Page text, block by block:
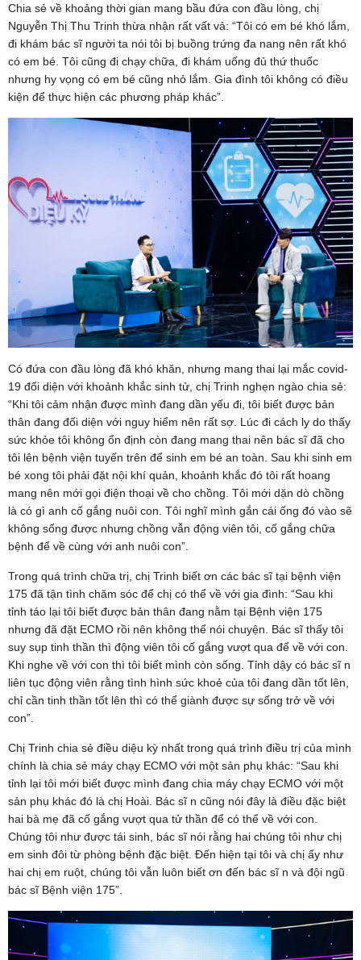
Chia sẻ về khoảng thời gian mang bầu đứa con đầu lòng, chị
Nguyễn Thị Thu Trinh thừa nhận rất vất vả: “Tôi có em bé khó lắm,
đi khám bác sĩ người ta nói tôi bị buồng trứng đa nang nên rất khó
có em bé. Tôi cũng đi chạy chữa, đi khám uống đủ thứ thuốc
nhưng hy vọng có em bé cũng nhỏ lắm. Gia đình tôi không có điều
kiện để thực hiện các phương pháp khác”.
Có đứa con đầu lòng đã khó khăn, nhưng mang thai lại mắc covid-
19 đối diện với khoảnh khắc sinh tử, chị Trinh nghẹn ngào chia sẻ:
“Khi tôi cảm nhận được mình đang dần yếu đi, tôi biết được bản
thân đang đối diện với nguy hiểm nên rất sợ. Lúc đi cách ly do thấy
sức khỏe tôi không ổn định còn đang mang thai nên bác sĩ đã cho
tôi lên bệnh viện tuyến trên để sinh em bé an toàn. Sau khi sinh em
bé xong tôi phải đặt nội khí quản, khoảnh khắc đó tôi rất hoang
mang nên mới gọi điện thoại về cho chồng. Tôi mới dặn dò chồng
là có gì anh cố gắng nuôi con. Tôi nghĩ mình gắn cái ống đó vào sẽ
không sống được nhưng chồng vẫn động viên tôi, cố gắng chữa
bệnh để về cùng với anh nuôi con”.
Trong quá trình chữa trị, chị Trinh biết ơn các bác sĩ tại bệnh viện
175 đã tận tình chăm sóc để chị có thể về với gia đình: “Sau khi
tỉnh táo lại tôi biết được bản thân đang nằm tại Bệnh viện 175
nhưng đã đặt ECMO rồi nên không thể nói chuyện. Bác sĩ thấy tôi
suy sụp tinh thần thì động viên tôi cố gắng vượt qua để về với con.
Khi nghe về với con thì tôi biết mình còn sống. Tỉnh dậy có bác sĩ n
liên tục động viên rằng tình hình sức khoẻ của tôi đang dần tốt lên,
chỉ cần tinh thần tốt lên thì có thể giành được sự sống trở về với
con”.
Chị Trinh chia sẻ điều diệu kỳ nhất trong quá trình điều trị của mình
chính là chia sẻ máy chạy ECMO với một sản phụ khác: “Sau khi
tỉnh lại tôi mới biết được mình đang chia máy chạy ECMO với một
sản phụ khác đó là chị Hoài. Bác sĩ n cũng nói đây là điều đặc biệt
hai bà mẹ đã cố gắng vượt qua tử thần để có thể về với con.
Chúng tôi như được tái sinh, bác sĩ nói rằng hai chúng tôi như chị
em sinh đôi từ phòng bệnh đặc biệt. Đến hiện tại tôi và chị ấy như
hai chị em ruột, chúng tôi vẫn luôn biết ơn đến bác sĩ n và đội ngũ
bác sĩ Bệnh viện 175”.